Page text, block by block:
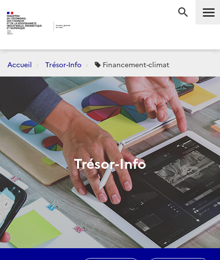
Accueil Trésor-Info Financement-climat
Trésor-Info